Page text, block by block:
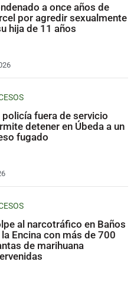
a once años de
por agredir sexualmente
hija de 11 años
policía fuera de servicio
detener en Úbeda a un
fugado
al narcotráfico en Baños
Encina con más de 700
de marihuana